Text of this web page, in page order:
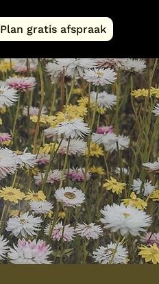
Plan gratis afspraak